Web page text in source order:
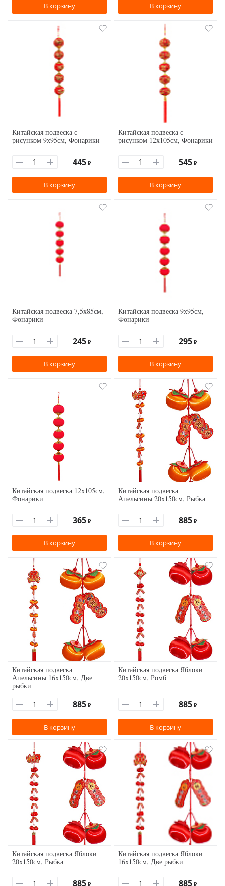
В корзину В корзину
Китайская подвеска с
рисунком 9х95см, Фонарики
445 ₽
В корзину
Китайская подвеска с
рисунком 12х105см, Фонарики
545 ₽
В корзину
Китайская подвеска 7,5х85см,
Фонарики
245 ₽
В корзину
Китайская подвеска 9х95см,
Фонарики
295 ₽
В корзину
Китайская подвеска 12х105см,
Фонарики
365 ₽
В корзину
Китайская подвеска
Апельсины 20х150см, Рыбка
885 ₽
В корзину
Китайская подвеска
Апельсины 16х150см, Две
рыбки
885 ₽
В корзину
Китайская подвеска Яблоки
20х150см, Ромб
885 ₽
В корзину
Китайская подвеска Яблоки
20х150см, Рыбка
885 ₽
Китайская подвеска Яблоки
16х150см, Две рыбки
885 ₽